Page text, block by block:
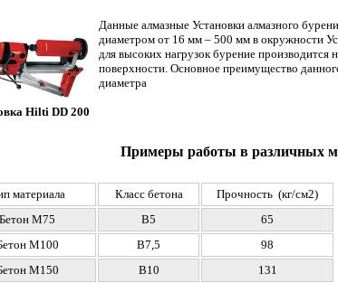
Данные алмазные Установки алмазного
диаметром от 16 мм – 500 мм в окружности
для высоких нагрузок бурение
поверхности. Основное преимущество
диаметра
Hilti DD 200
Примеры работы в различных
материала Класс бетона
Прочность (кг/см2)
Бетон М75
В5
65
М100
В7,5
98
М150
В10
131